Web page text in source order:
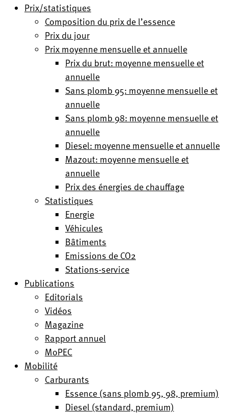
Prix/statistiques
Composition du prix de l’essence
Prix du jour
Prix moyenne mensuelle et annuelle
Prix du brut: moyenne mensuelle et
annuelle
Sans plomb 95: moyenne mensuelle et
annuelle
Sans plomb 98: moyenne mensuelle et
annuelle
Diesel: moyenne mensuelle et annuelle
Mazout: moyenne mensuelle et
annuelle
Prix des énergies de chauffage
Statistiques
Energie
Véhicules
Bâtiments
Emissions de CO2
Stations-service
Publications
Editorials
Vidéos
Magazine
Rapport annuel
MoPEC
Mobilité
Carburants
Essence (sans plomb 95, 98, premium)
Diesel (standard, premium)